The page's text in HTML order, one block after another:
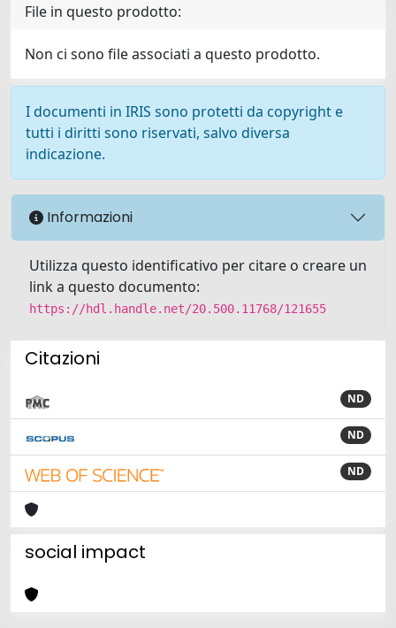
File in questo prodotto:
Non ci sono file associati a questo prodotto.
I documenti in IRIS sono protetti da copyright e
tutti i diritti sono riservati, salvo diversa
indicazione.
Informazioni
Utilizza questo identificativo per citare o creare un
link a questo documento:
https://hdl.handle.net/20.500.11768/121655
Citazioni
ND
ND
ND
social impact